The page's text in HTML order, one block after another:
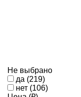
Не выбрано
да (219)
нет (106)